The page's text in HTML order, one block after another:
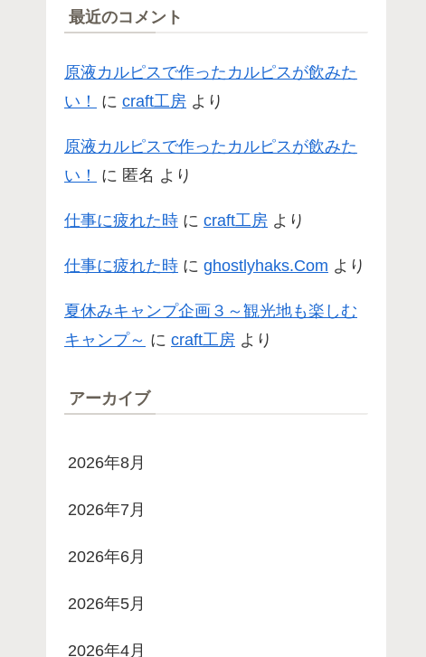
最近のコメント
原液カルピスで作ったカルピスが飲みた
い！
に craft工房 より
原液カルピスで作ったカルピスが飲みた
い！
に 匿名 より
仕事に疲れた時 に craft工房 より
仕事に疲れた時 に ghostlyhaks.Com より
夏休みキャンプ企画３～観光地も楽しむ
キャンプ～ に craft工房 より
アーカイブ
2026年8月
2026年7月
2026年6月
2026年5月
2026年4月